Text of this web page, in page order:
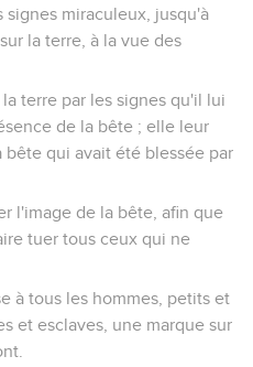
signes miraculeux, jusqu'à
la terre, à la vue des
terre par les signes qu'il lui
de la bête ; elle leur
qui avait été blessée par
l'image de la bête, afin que
tuer tous ceux qui ne
à tous les hommes, petits et
et esclaves, une marque sur